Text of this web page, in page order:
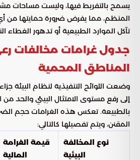
يسمح بالتفريط فيها، وليست مساحات
المنظم، مما يفرض ضرورة حمايتها من
تآكل الموارد الطبيعية أو تدهور الغطاء
جدول غرامات مخالفات
المناطق المحمية
وضعت اللوائح التنفيذية لنظام البيئة
إلى رفع مستوى الامتثال البيئي والحد من
بالطبيعة. تعكس هذه الغرامات حجم
المقنن، ويتم تفصيلها كالتالي:
نوع المخالفة
البيئية
قيمة الغرامة
المالية